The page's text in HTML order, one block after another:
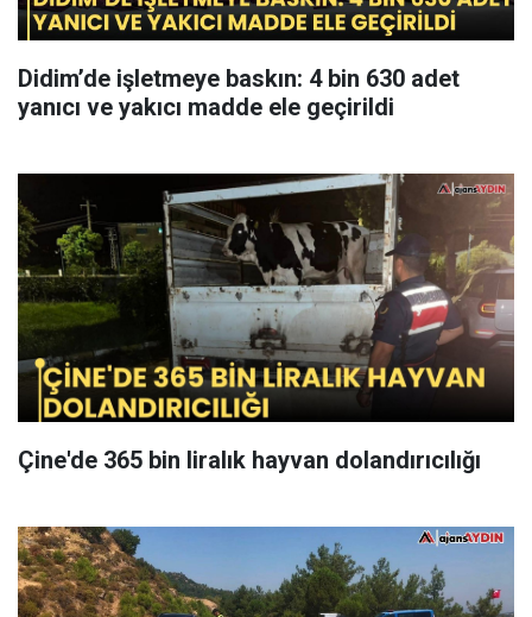
Didim’de işletmeye baskın: 4 bin 630 adet
yanıcı ve yakıcı madde ele geçirildi
Çine'de 365 bin liralık hayvan dolandırıcılığı